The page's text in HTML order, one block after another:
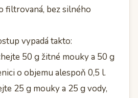
filtrovaná, bez silného
vypadá takto:
50 g žitné mouky a 50 g
o objemu alespoň 0,5 l.
25 g mouky a 25 g vody,